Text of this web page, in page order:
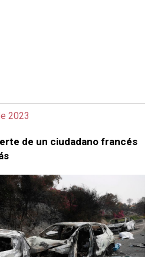
2023
de un ciudadano francés